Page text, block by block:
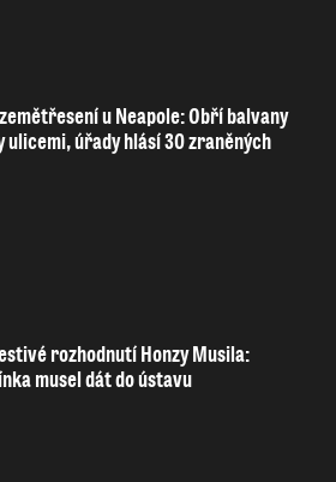
u Neapole: Obří balvany
úřady hlásí 30 zraněných
rozhodnutí Honzy Musila:
musel dát do ústavu